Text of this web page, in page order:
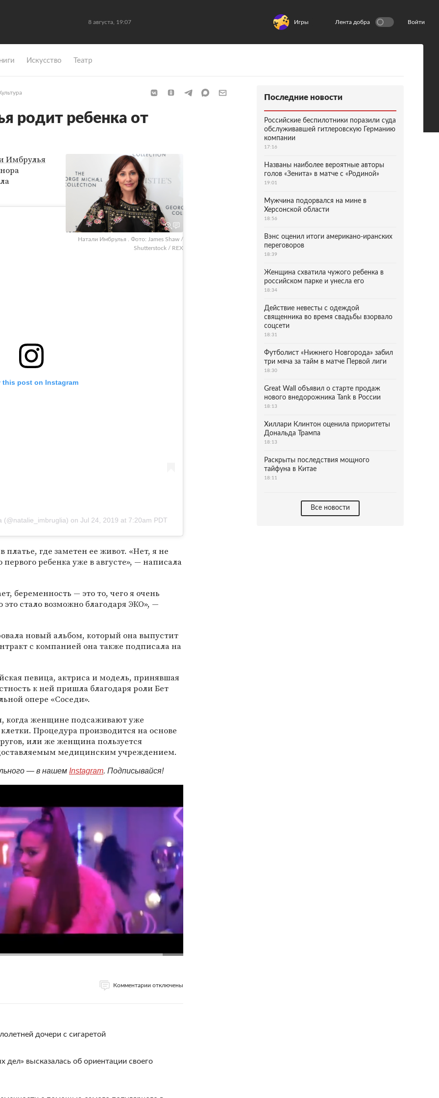
8 августа, 19:07 Игры Лента добра Войти
Искусство Театр
родит ребенка от
Натали Имбрулья . Фото: James Shaw /
Shutterstock / REX
Имбрулья
this post on Instagram
(@natalie_imbruglia) on Jul 24, 2019 at 7:20am PDT
платье, где заметен ее живот. «Нет, я не
ребенка уже в августе», — написала
беременность — это то, чего я очень
это стало возможно благодаря ЭКО», —
новый альбом, который она выпустит
с компанией она также подписала на
певица, актриса и модель, принявшая
к ней пришла благодаря роли Бет
опере «Соседи».
когда женщине подсаживают уже
Процедура производится на основе
или же женщина пользуется
медицинским учреждением.
— в нашем Instagram. Подписывайся!
Комментарии отключены
дочери с сигаретой
дел» высказалась об ориентации своего
Последние новости
Российские беспилотники поразили суда
обслуживавшей гитлеровскую Германию
компании
17:16
Названы наиболее вероятные авторы
голов «Зенита» в матче с «Родиной»
19:01
Мужчина подорвался на мине в
Херсонской области
18:56
Вэнс оценил итоги американо-иранских
переговоров
18:39
Женщина схватила чужого ребенка в
российском парке и унесла его
18:34
Действие невесты с одеждой
священника во время свадьбы взорвало
соцсети
18:31
Футболист «Нижнего Новгорода» забил
три мяча за тайм в матче Первой лиги
18:30
Great Wall объявил о старте продаж
нового внедорожника Tank в России
18:13
Хиллари Клинтон оценила приоритеты
Дональда Трампа
18:13
Раскрыты последствия мощного
тайфуна в Китае
18:11
Все новости